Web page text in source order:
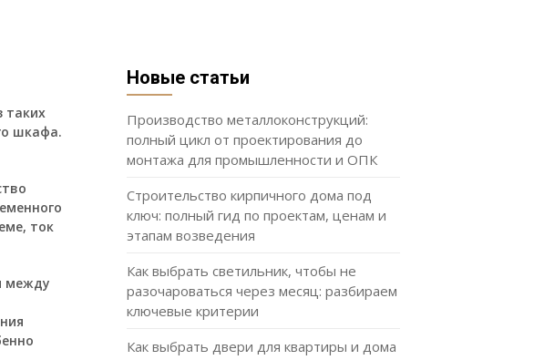
таких
шкафа.
ток
между
Новые статьи
Производство металлоконструкций:
полный цикл от проектирования до
монтажа для промышленности и ОПК
Строительство кирпичного дома под
ключ: полный гид по проектам, ценам и
этапам возведения
Как выбрать светильник, чтобы не
разочароваться через месяц: разбираем
ключевые критерии
Как выбрать двери для квартиры и дома